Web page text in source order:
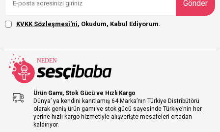
Gönder
KVKK Sözleşmesi'ni, Okudum, Kabul Ediyorum.
Ürün Gamı, Stok Gücü ve Hızlı Kargo
Dünya’ ya kendini kanıtlamış 64 Marka’nın Türkiye Distribütörü
olarak geniş ürün gamı ve stok gücü sayesinde Türkiye’nin her
yerine hızlı kargo hizmetiyle alışverişte mesafeleri ortadan
kaldırıyor.